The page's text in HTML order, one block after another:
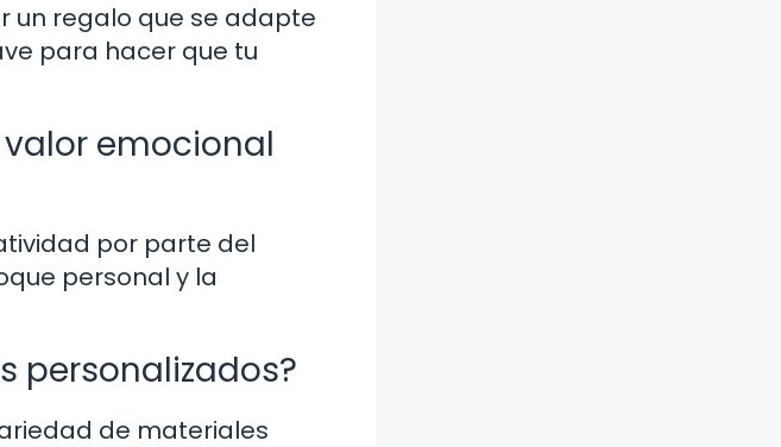
un regalo que se adapte
para hacer que tu
emocional
por parte del
personal y la
personalizados?
de materiales